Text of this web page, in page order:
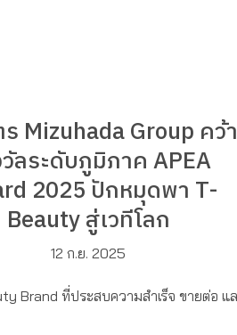
Mizuhada Group คว้า
ลระดับภูมิภาค APEA
2025 ปักหมุดพา T-
Beauty สู่เวทีโลก
12 ก.ย. 2025